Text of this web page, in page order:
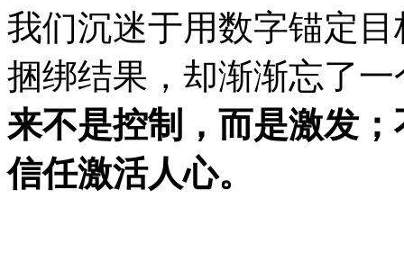
我们沉迷于用数字锚定
捆绑结果，却渐渐忘了
来不是控制，而是激发
信任激活人心。